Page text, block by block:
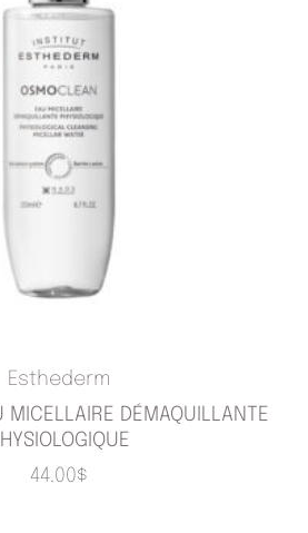
Esthederm
MICELLAIRE DÉMAQUILLANTE
44.00$